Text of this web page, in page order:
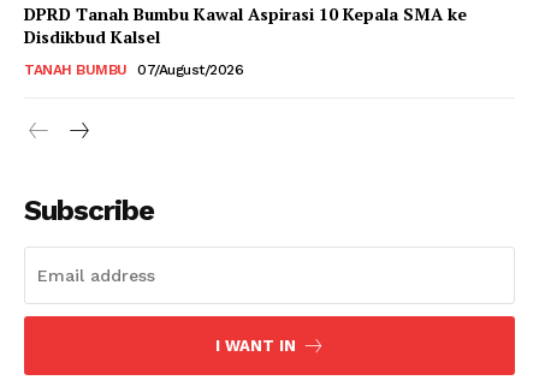
DPRD Tanah Bumbu Kawal Aspirasi 10 Kepala SMA ke
Disdikbud Kalsel
TANAH BUMBU 07/August/2026
Subscribe
I WANT IN